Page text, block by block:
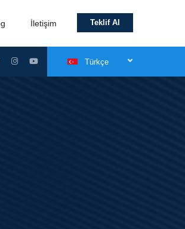
Teklif Al
İletişim
Türkçe